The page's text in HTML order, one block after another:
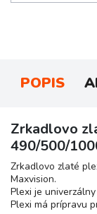
POPIS
Zrkadlovo
490/500/
Zrkadlovo zlaté
Maxvision.
Plexi je
Plexi má prípravu